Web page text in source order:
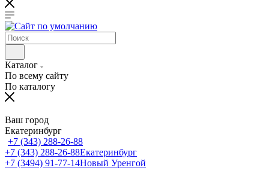
Каталог
По всему сайту
По каталогу
Ваш город
Екатеринбург
+7 (343) 288-26-88
+7 (343) 288-26-88Екатеринбург
+7 (3494) 91-77-14Новый Уренгой